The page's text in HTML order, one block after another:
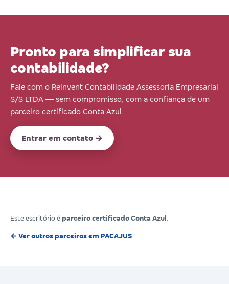
Pronto para simplificar sua
contabilidade?
Fale com o Reinvent Contabilidade Assessoria Empresarial
S/S LTDA — sem compromisso, com a confiança de um
parceiro certificado Conta Azul.
Entrar em contato →
Este escritório é parceiro certificado Conta Azul
← Ver outros parceiros em PACAJUS